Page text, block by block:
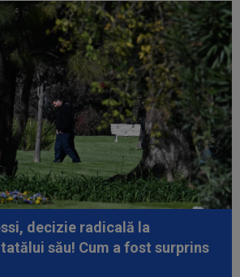
sub 5 milioane...
de euro!” Gigi Becali, două
la...
- FCSB 0-0. Roș-albaștrii nu ies
la rând în...
Popa, gafă uriașă în Sepsi -
a pronunțat, după ce Ioan Varga a
Șumudică
dar doar 45 de minute! OUT la
- FCSB
decizie radicală la
său! Cum a fost surprins